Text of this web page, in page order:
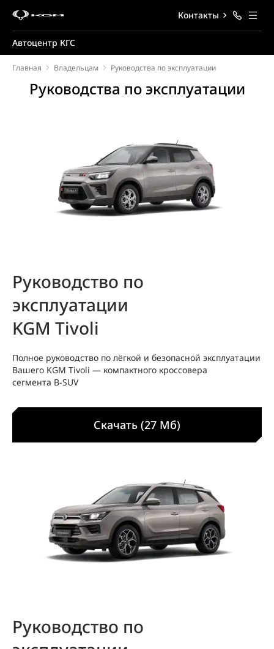
Автоцентр КГС
Контакты
Главная Владельцам Руководства по эксплуатации
Руководства по эксплуатации
Руководство по
эксплуатации
KGM Tivoli
Полное руководство по лёгкой и безопасной эксплуатации
Вашего KGM Tivoli — компактного кроссовера
сегмента B‑SUV
Скачать (27 Мб)
Руководство по